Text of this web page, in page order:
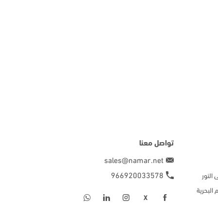
البحرية
تواصل معنا
sales@namar.net
966920033578
X